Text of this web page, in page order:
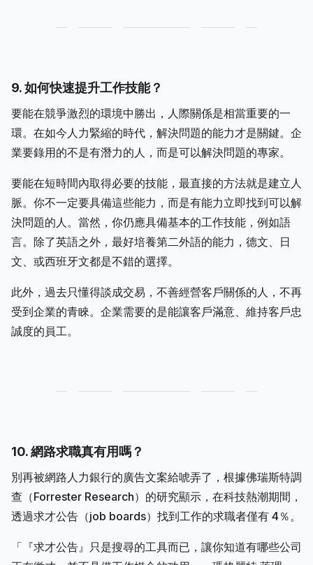
9. 如何快速提升工作技能？
要能在競爭激烈的環境中勝出，人際關係是相當重要的一
環。在如今人力緊縮的時代，解決問題的能力才是關鍵。企
業要錄用的不是有潛力的人，而是可以解決問題的專家。
要能在短時間內取得必要的技能，最直接的方法就是建立人
脈。你不一定要具備這些能力，而是有能力立即找到可以解
決問題的人。當然，你仍應具備基本的工作技能，例如語
言。除了英語之外，最好培養第二外語的能力，德文、日
文、或西班牙文都是不錯的選擇。
此外，過去只懂得談成交易，不善經營客戶關係的人，不再
受到企業的青睞。企業需要的是能讓客戶滿意、維持客戶忠
誠度的員工。
10. 網路求職真有用嗎？
別再被網路人力銀行的廣告文案給唬弄了，根據佛瑞斯特調
查（Forrester Research）的研究顯示，在科技熱潮期間，
透過求才公告（job boards）找到工作的求職者僅有 4％。
「『求才公告』只是搜尋的工具而已，讓你知道有哪些公司